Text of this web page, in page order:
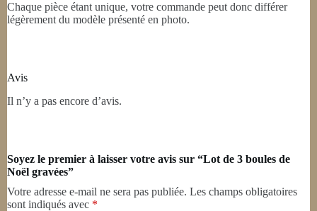
Chaque pièce étant unique, votre commande peut donc différer
légèrement du modèle présenté en photo.
Avis
Il n’y a pas encore d’avis.
Soyez le premier à laisser votre avis sur “Lot de 3 boules de
Noël gravées”
Votre adresse e-mail ne sera pas publiée. Les champs obligatoires
sont indiqués avec *